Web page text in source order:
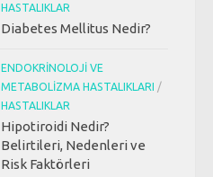
HASTALIKLAR
Diabetes Mellitus Nedir?
ENDOKRINOLOJI VE
METABOLIZMA HASTALIKLARI /
HASTALIKLAR
Hipotiroidi Nedir?
Belirtileri, Nedenleri ve
Risk Faktörleri